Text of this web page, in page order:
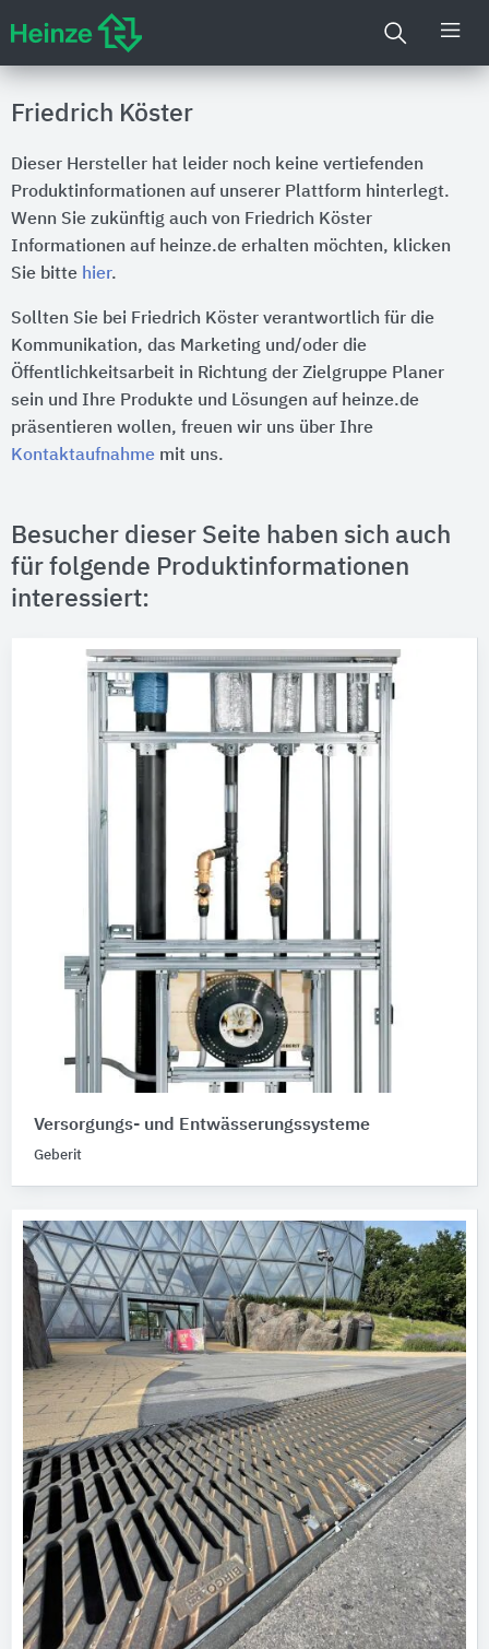
Friedrich Köster
Dieser Hersteller hat leider noch keine vertiefenden
Produktinformationen auf unserer Plattform hinterlegt.
Wenn Sie zukünftig auch von Friedrich Köster
Informationen auf heinze.de erhalten möchten, klicken
Sie bitte hier.
Sollten Sie bei Friedrich Köster verantwortlich für die
Kommunikation, das Marketing und/oder die
Öffentlichkeitsarbeit in Richtung der Zielgruppe Planer
sein und Ihre Produkte und Lösungen auf heinze.de
präsentieren wollen, freuen wir uns über Ihre
Kontaktaufnahme mit uns.
Besucher dieser Seite haben sich auch
für folgende Produktinformationen
interessiert:
Versorgungs- und Entwässerungssysteme
Geberit